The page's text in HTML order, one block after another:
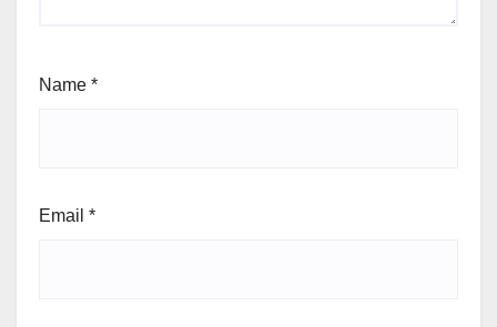
Name *
Email *